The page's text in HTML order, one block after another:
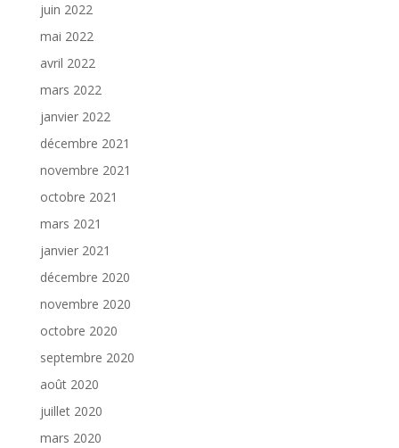
juin 2022
mai 2022
avril 2022
mars 2022
janvier 2022
décembre 2021
novembre 2021
octobre 2021
mars 2021
janvier 2021
décembre 2020
novembre 2020
octobre 2020
septembre 2020
août 2020
juillet 2020
mars 2020